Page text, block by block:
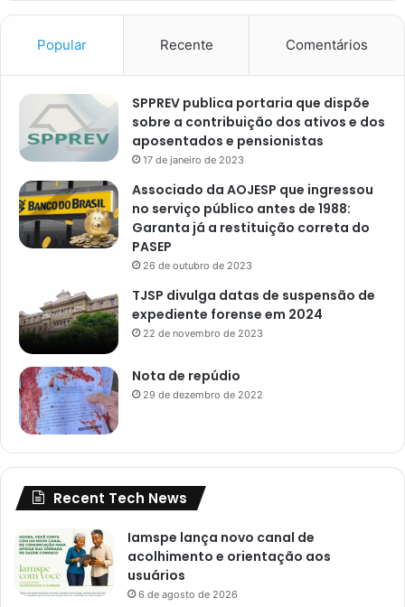
Popular Recente Comentários
SPPREV publica portaria que dispõe
sobre a contribuição dos ativos e dos
aposentados e pensionistas
17 de janeiro de 2023
Associado da AOJESP que ingressou
no serviço público antes de 1988:
Garanta já a restituição correta do
PASEP
26 de outubro de 2023
TJSP divulga datas de suspensão de
expediente forense em 2024
22 de novembro de 2023
Nota de repúdio
29 de dezembro de 2022
Recent Tech News
Iamspe lança novo canal de
acolhimento e orientação aos
usuários
6 de agosto de 2026